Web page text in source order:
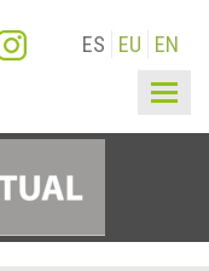
ES EU EN